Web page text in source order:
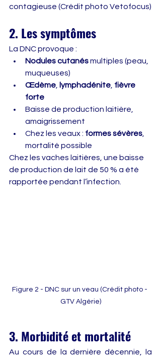
contagieuse (Crédit photo Vetofocus)
2. Les symptômes
La DNC provoque :
Nodules cutanés multiples (peau,
muqueuses)
Œdème
lymphadénite fièvre
forte
Baisse de production laitière,
amaigrissement
Chez les veaux : formes sévères
mortalité possible
Chez les vaches laitières, une baisse
de production de lait de 50 % a été
rapportée pendant l’infection.
Figure 2 - DNC sur un veau (Crédit photo -
GTV Algérie)
3. Morbidité et mortalité